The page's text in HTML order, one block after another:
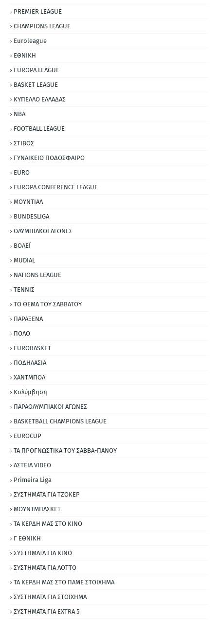
PREMIER LEAGUE
CHAMPIONS LEAGUE
Euroleague
ΕΘΝΙΚΗ
EUROPA LEAGUE
BASKET LEAGUE
ΚΥΠΕΛΛΟ ΕΛΛΑΔΑΣ
NBA
FOOTBALL LEAGUE
ΣΤΙΒΟΣ
ΓΥΝΑΙΚΕΙΟ ΠΟΔΟΣΦΑΙΡΟ
EURO
EUROPA CONFERENCE LEAGUE
ΜΟΥΝΤΙΑΛ
BUNDESLIGA
ΟΛΥΜΠΙΑΚΟΙ ΑΓΩΝΕΣ
ΒΟΛΕΪ
MUDIAL
NATIONS LEAGUE
ΤΕΝΝΙΣ
ΤΟ ΘΕΜΑ ΤΟΥ ΣΑΒΒΑΤΟΥ
ΠΑΡΑΞΕΝΑ
ΠΟΛΟ
EUROBASKET
ΠΟΔΗΛΑΣΙΑ
ΧΑΝΤΜΠΟΛ
Κολύμβηση
ΠΑΡΑΟΛΥΜΠΙΑΚΟΙ ΑΓΩΝΕΣ
BASKETBALL CHAMPIONS LEAGUE
EUROCUP
ΤΑ ΠΡΟΓΝΩΣΤΙΚΑ ΤΟΥ ΣΑΒΒΑ-ΠΑΝΟΥ
ΑΣΤΕΙΑ VIDEO
Primeira Liga
ΣΥΣΤΗΜΑΤΑ ΓΙΑ ΤΖΟΚΕΡ
ΜΟΥΝΤΜΠΑΣΚΕΤ
ΤΑ ΚΕΡΔΗ ΜΑΣ ΣΤΟ ΚΙΝΟ
Γ ΕΘΝΙΚΗ
ΣΥΣΤΗΜΑΤΑ ΓΙΑ ΚΙΝΟ
ΣΥΣΤΗΜΑΤΑ ΓΙΑ ΛΟΤΤΟ
ΤΑ ΚΕΡΔΗ ΜΑΣ ΣΤΟ ΠΑΜΕ ΣΤΟΙΧΗΜΑ
ΣΥΣΤΗΜΑΤΑ ΓΙΑ ΣΤΟΙΧΗΜΑ
ΣΥΣΤΗΜΑΤΑ ΓΙΑ ΕΧΤRΑ 5